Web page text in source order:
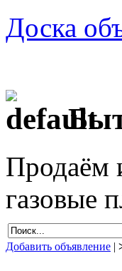
Доска
Продаём
газовые
Добавить объявление |